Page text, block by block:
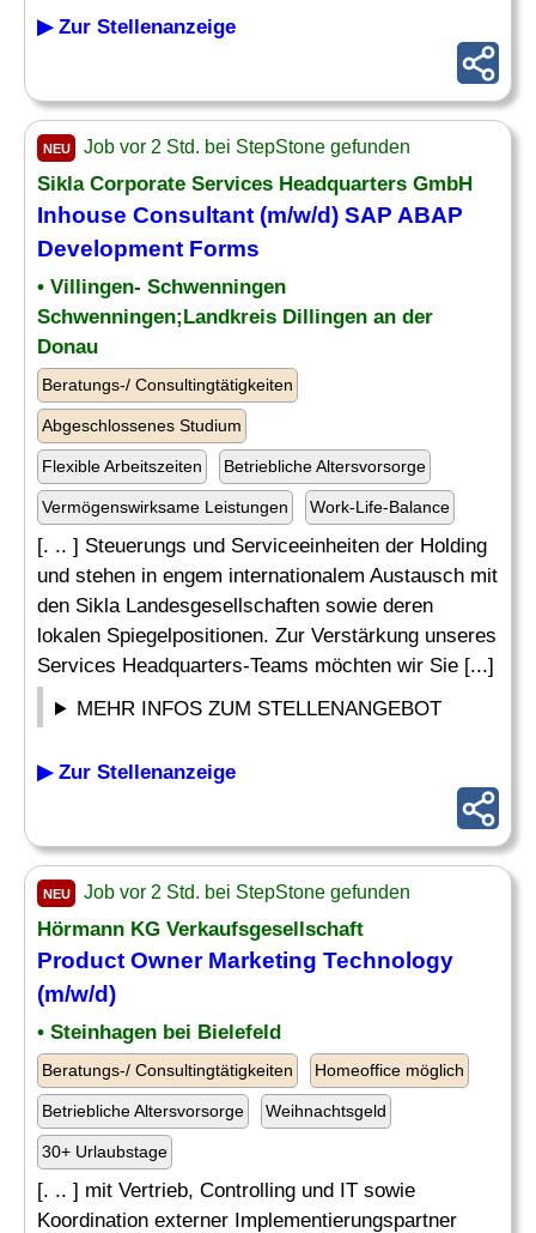
▶ Zur Stellenanzeige
NEU Job vor 2 Std. bei StepStone gefunden
Sikla Corporate Services Headquarters GmbH
Inhouse Consultant (m/w/d) SAP ABAP
Development Forms
• Villingen- Schwenningen
Schwenningen;Landkreis Dillingen an der
Donau
Beratungs-/ Consultingtätigkeiten
Abgeschlossenes Studium
Flexible Arbeitszeiten Betriebliche Altersvorsorge
Vermögenswirksame Leistungen Work-Life-Balance
[. .. ] Steuerungs und Serviceeinheiten der Holding
und stehen in engem internationalem Austausch mit
den Sikla Landesgesellschaften sowie deren
lokalen Spiegelpositionen. Zur Verstärkung unseres
Services Headquarters-Teams möchten wir Sie [...]
MEHR INFOS ZUM STELLENANGEBOT
▶ Zur Stellenanzeige
NEU Job vor 2 Std. bei StepStone gefunden
Hörmann KG Verkaufsgesellschaft
Product Owner Marketing Technology
(m/w/d)
• Steinhagen bei Bielefeld
Beratungs-/ Consultingtätigkeiten Homeoffice möglich
Betriebliche Altersvorsorge Weihnachtsgeld
30+ Urlaubstage
[. .. ] mit Vertrieb, Controlling und IT sowie
Koordination externer Implementierungspartner